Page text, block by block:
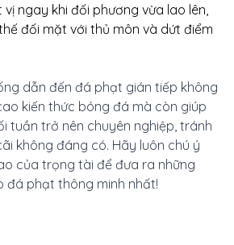
ngay khi đối phương vừa lao lên,
đối mặt với thủ môn và dứt điểm
dẫn đến đá phạt gián tiếp không
kiến thức bóng đá mà còn giúp
tuần trở nên chuyên nghiệp, tránh
không đáng có. Hãy luôn chú ý
của trọng tài để đưa ra những
đá phạt thông minh nhất!